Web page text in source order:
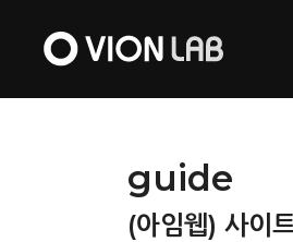
guide
(아임웹) 사이